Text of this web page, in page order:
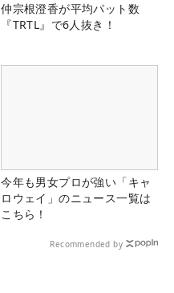
仲宗根澄香が平均パット数
『TRTL』で6人抜き！
今年も男女プロが強い「キャ
ロウェイ」のニュース一覧は
こちら！
Recommended by